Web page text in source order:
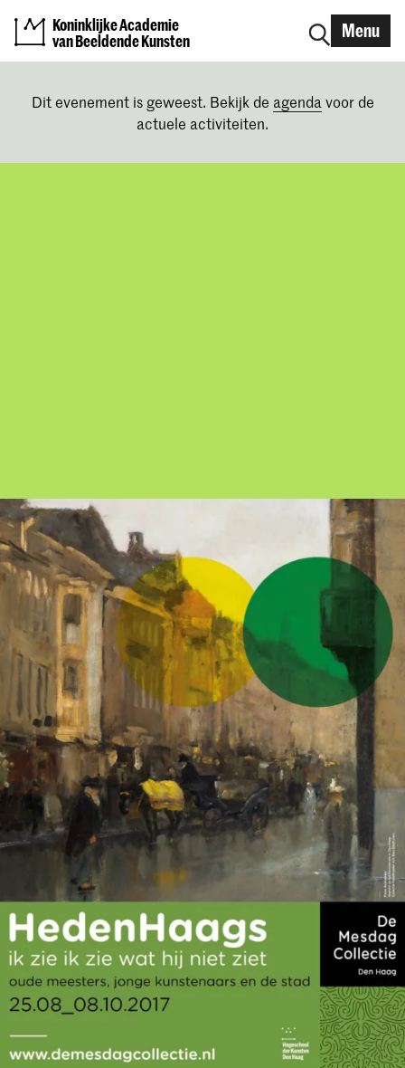
Koninklijke Academie
van Beeldende Kunsten
Menu
Dit evenement is geweest. Bekijk de agenda voor de
actuele activiteiten.